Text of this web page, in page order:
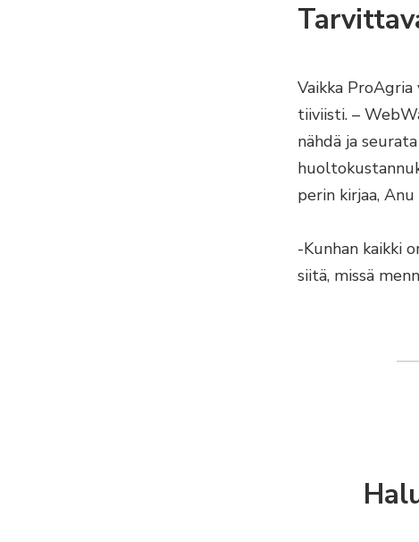
Vaikka
tiiviisti. –
nähdä ja
perin kirjaa,
-Kunhan kaikki
siitä, missä